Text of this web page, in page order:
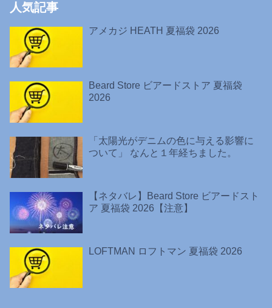
人気記事
アメカジ HEATH 夏福袋 2026
Beard Store ビアードストア 夏福袋
2026
「太陽光がデニムの色に与える影響に
ついて」 なんと１年経ちました。
【ネタバレ】Beard Store ビアードスト
ア 夏福袋 2026【注意】
LOFTMAN ロフトマン 夏福袋 2026